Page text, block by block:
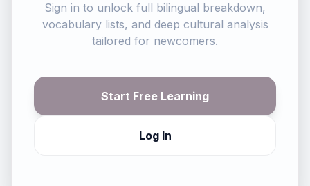
Sign in to unlock full bilingual breakdown,
vocabulary lists, and deep cultural analysis
tailored for newcomers.
Start Free Learning
Log In